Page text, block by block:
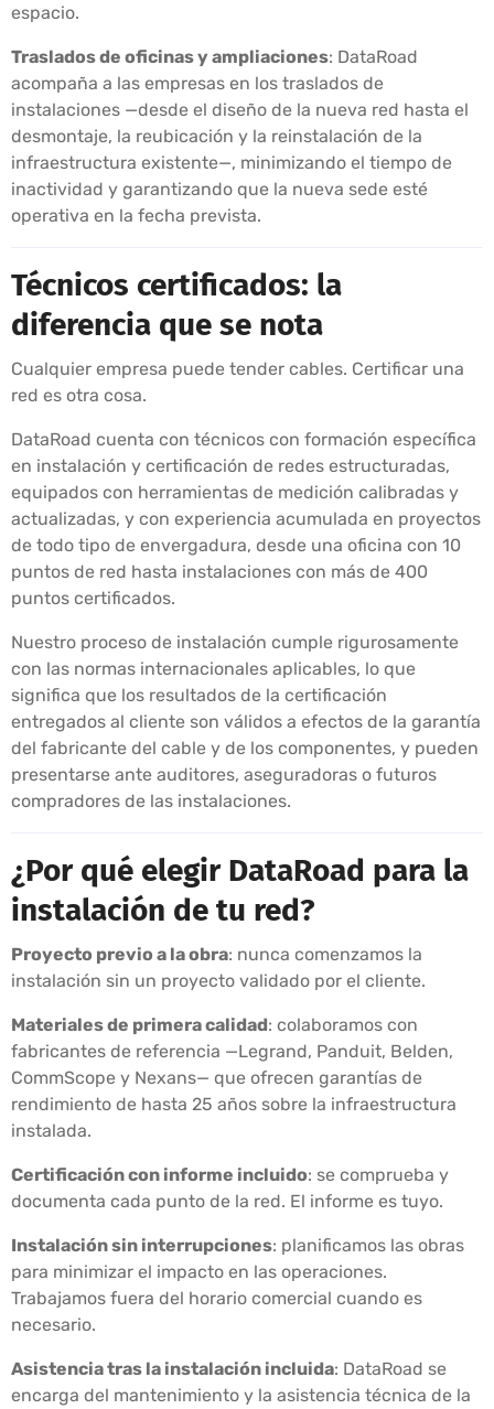
espacio.
Traslados de oficinas y ampliaciones: DataRoad
acompaña a las empresas en los traslados de
instalaciones —desde el diseño de la nueva red hasta el
desmontaje, la reubicación y la reinstalación de la
infraestructura existente—, minimizando el tiempo de
inactividad y garantizando que la nueva sede esté
operativa en la fecha prevista.
Técnicos certificados: la
diferencia que se nota
Cualquier empresa puede tender cables. Certificar una
red es otra cosa.
DataRoad cuenta con técnicos con formación específica
en instalación y certificación de redes estructuradas,
equipados con herramientas de medición calibradas y
actualizadas, y con experiencia acumulada en proyectos
de todo tipo de envergadura, desde una oficina con 10
puntos de red hasta instalaciones con más de 400
puntos certificados.
Nuestro proceso de instalación cumple rigurosamente
con las normas internacionales aplicables, lo que
significa que los resultados de la certificación
entregados al cliente son válidos a efectos de la garantía
del fabricante del cable y de los componentes, y pueden
presentarse ante auditores, aseguradoras o futuros
compradores de las instalaciones.
¿Por qué elegir DataRoad para la
instalación de tu red?
Proyecto previo a la obra: nunca comenzamos la
instalación sin un proyecto validado por el cliente.
Materiales de primera calidad: colaboramos con
fabricantes de referencia —Legrand, Panduit, Belden,
CommScope y Nexans— que ofrecen garantías de
rendimiento de hasta 25 años sobre la infraestructura
instalada.
Certificación con informe incluido: se comprueba y
documenta cada punto de la red. El informe es tuyo.
Instalación sin interrupciones: planificamos las obras
para minimizar el impacto en las operaciones.
Trabajamos fuera del horario comercial cuando es
necesario.
Asistencia tras la instalación incluida: DataRoad se
encarga del mantenimiento y la asistencia técnica de la